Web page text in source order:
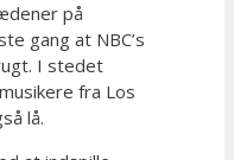
på
gang at NBC’s
I stedet
fra Los
lå.